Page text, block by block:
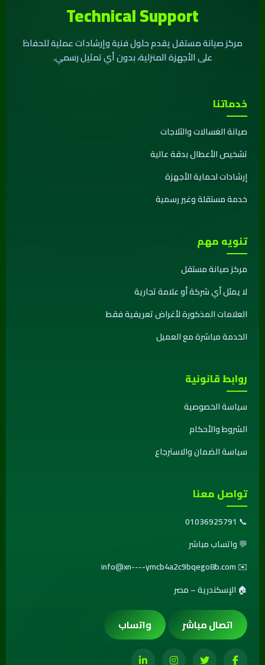
Technical Support
مركز صيانة مستقل يقدم حلول فنية وإرشادات عملية للحفاظ
على الأجهزة المنزلية، بدون أي تمثيل رسمي.
خدماتنا
صيانة الغسالات والثلاجات
تشخيص الأعطال بدقة عالية
إرشادات لحماية الأجهزة
خدمة مستقلة وغير رسمية
تنويه مهم
مركز صيانة مستقل
لا يمثل أي شركة أو علامة تجارية
العلامات المذكورة لأغراض تعريفية فقط
الخدمة مباشرة مع العميل
روابط قانونية
سياسة الخصوصية
الشروط والأحكام
سياسة الضمان والاسترجاع
تواصل معنا
📞
01036925791
💬واتساب مباشر
✉️
info@xn----ymcb4a2c9bqego8b.com
🏠 الإسكندرية – مصر
اتصال مباشر واتساب